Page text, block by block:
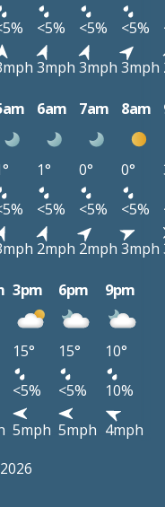
<5% <5% <5%
3mph 3mph 3mph
6am 7am 8am
1° 0° 0°
<5% <5% <5%
2mph 2mph 3mph
3pm 6pm 9pm
15° 15°
10°
<5% <5%
10%
5mph 5mph 4mph